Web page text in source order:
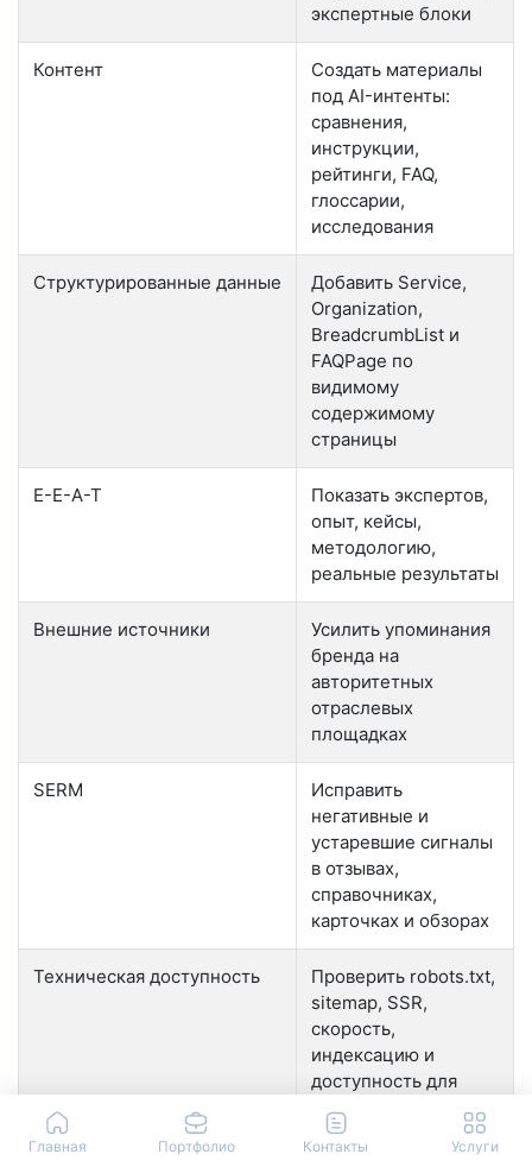
экспертные блоки
Контент
Создать материалы
под AI-интенты:
сравнения,
инструкции,
рейтинги, FAQ,
глоссарии,
исследования
Структурированные данные
Добавить Service,
Organization,
BreadcrumbList и
FAQPage по
видимому
содержимому
страницы
E-E-A-T
Показать экспертов,
опыт, кейсы,
методологию,
реальные результаты
Внешние источники
Усилить упоминания
бренда на
авторитетных
отраслевых
площадках
SERM
Исправить
негативные и
устаревшие сигналы
в отзывах,
справочниках,
карточках и обзорах
Техническая доступность
Проверить robots.txt,
sitemap, SSR,
скорость,
индексацию и
доступность для
релевантных
краулеров
Главная Портфолио Контакты Услуги